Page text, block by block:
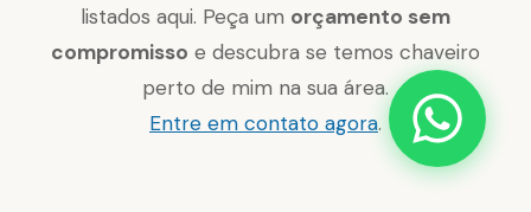
listados aqui. Peça um orçamento sem
compromisso e descubra se temos chaveiro
perto de mim na sua área.
Entre em contato agora.